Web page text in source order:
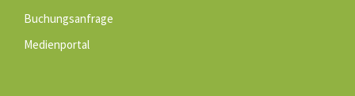
Buchungsanfrage
Medienportal